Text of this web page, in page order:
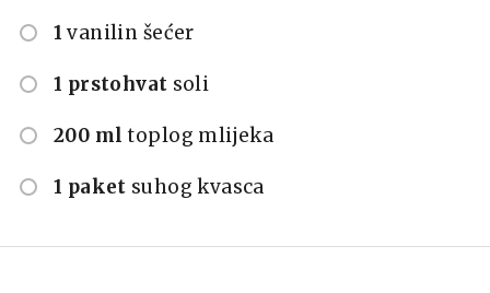
1 vanilin šećer
1 prstohvat soli
200 ml toplog mlijeka
1 paket suhog kvasca